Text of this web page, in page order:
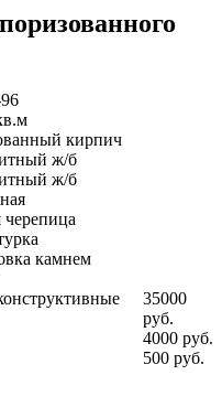
кирпич
ж/б
ж/б
черепица
камнем
35000
руб.
4000 руб.
500 руб.